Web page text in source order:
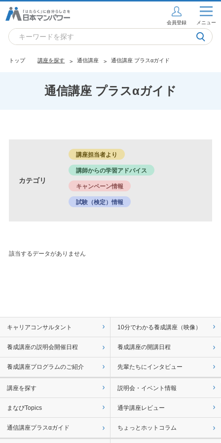
会員登録 メニュー
トップ 講座を探す 通信講座 通信講座 プラスαガイド
通信講座 プラスαガイド
カテゴリ
講座担当者より
講師からの学習アドバイス
キャンペーン情報
試験（検定）情報
該当するデータがありません
キャリアコンサルタント 10分でわかる養成講座（映像）
養成講座の説明会開催日程 養成講座の開講日程
養成講座プログラムのご紹介 先輩たちにインタビュー
講座を探す 説明会・イベント情報
まなびTopics 通学講座レビュー
通信講座プラスαガイド ちょっとホットコラム